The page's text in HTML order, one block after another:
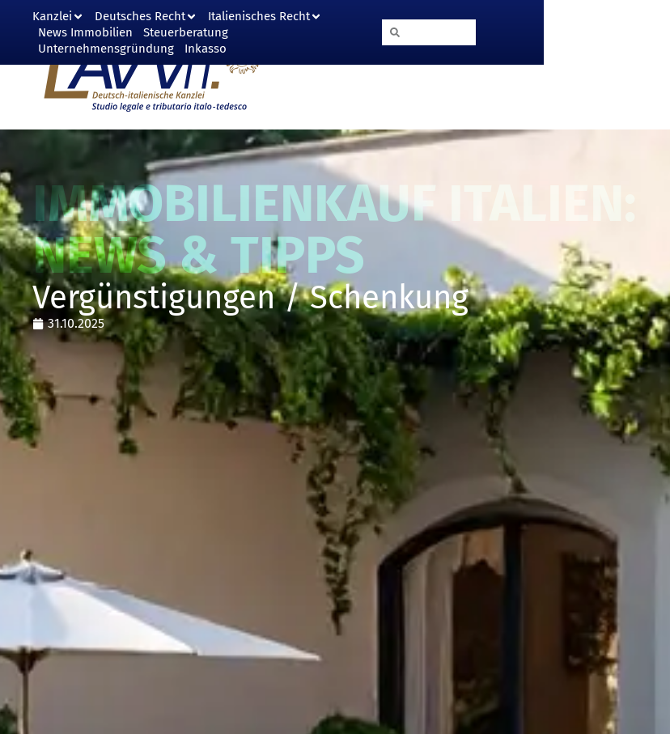
+49 (0)89 255 49 59 70
| München
+39 045 245 69 58
Kanzlei Deutsches Recht
Italienisches Recht
News Immobilien
Steuerberatung
Unternehmensgründung
Inkasso
IMMOBILIENKAUF ITALIEN:
NEWS & TIPPS
Vergünstigungen / Schenkung
31.10.2025